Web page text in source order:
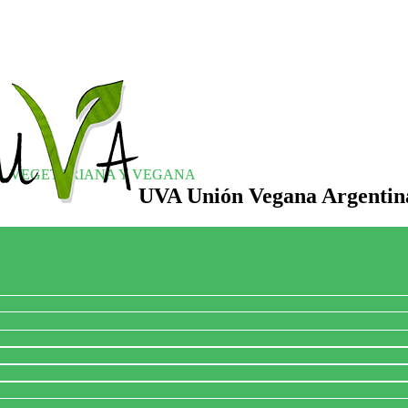
VEGETARIANA Y VEGANA
UVA Unión Vegana